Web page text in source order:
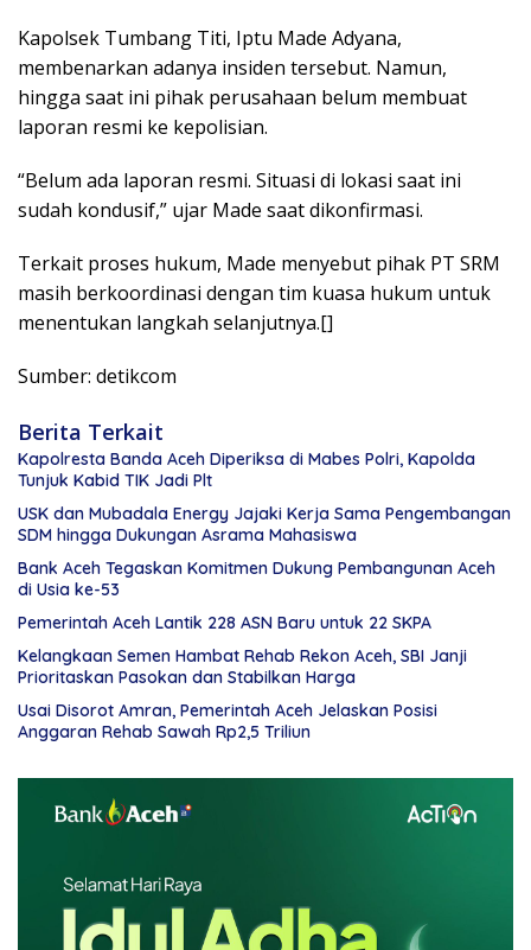
Kapolsek Tumbang Titi, Iptu Made Adyana,
membenarkan adanya insiden tersebut. Namun,
hingga saat ini pihak perusahaan belum membuat
laporan resmi ke kepolisian.
“Belum ada laporan resmi. Situasi di lokasi saat ini
sudah kondusif,” ujar Made saat dikonfirmasi.
Terkait proses hukum, Made menyebut pihak PT SRM
masih berkoordinasi dengan tim kuasa hukum untuk
menentukan langkah selanjutnya.[]
Sumber: detikcom
Berita Terkait
Kapolresta Banda Aceh Diperiksa di Mabes Polri, Kapolda
Tunjuk Kabid TIK Jadi Plt
USK dan Mubadala Energy Jajaki Kerja Sama Pengembangan
SDM hingga Dukungan Asrama Mahasiswa
Bank Aceh Tegaskan Komitmen Dukung Pembangunan Aceh
di Usia ke-53
Pemerintah Aceh Lantik 228 ASN Baru untuk 22 SKPA
Kelangkaan Semen Hambat Rehab Rekon Aceh, SBI Janji
Prioritaskan Pasokan dan Stabilkan Harga
Usai Disorot Amran, Pemerintah Aceh Jelaskan Posisi
Anggaran Rehab Sawah Rp2,5 Triliun